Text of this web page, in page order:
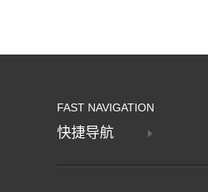
FAST NAVIGATION
快捷导航